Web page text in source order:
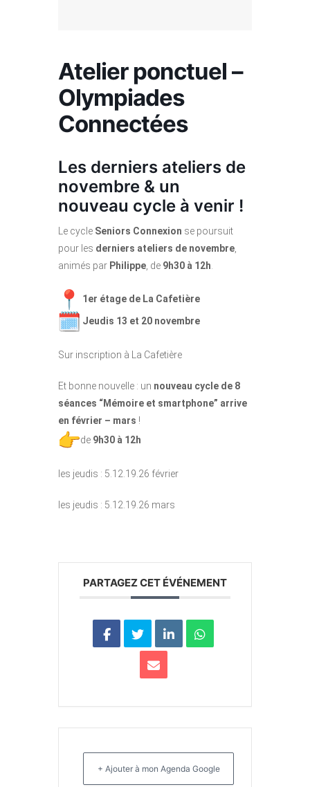
Atelier ponctuel –
Olympiades
Connectées
Les derniers ateliers de
novembre & un
nouveau cycle à venir !
Le cycle Seniors Connexion se poursuit
pour les derniers ateliers de novembre
animés par Philippe , de 9h30 à 12h
1er étage de La Cafetière
Jeudis 13 et 20 novembre
Sur inscription à La Cafetière
Et bonne nouvelle : un nouveau cycle de 8
séances “Mémoire et smartphone” arrive
en février – mars !
de 9h30 à 12h
les jeudis : 5.12.19.26 février
les jeudis : 5.12.19.26 mars
PARTAGEZ CET ÉVÉNEMENT
+ Ajouter à mon Agenda Google